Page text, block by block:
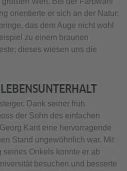
orientierte er sich an der Natur:
das dem Auge nicht wohl
zu einem braunen
dieses wiesen uns die
Dank seiner früh
der Sohn des einfachen
Kant eine hervorragende
Stand ungewöhnlich war. Mit
Onkels konnte er ab
besuchen und besserte